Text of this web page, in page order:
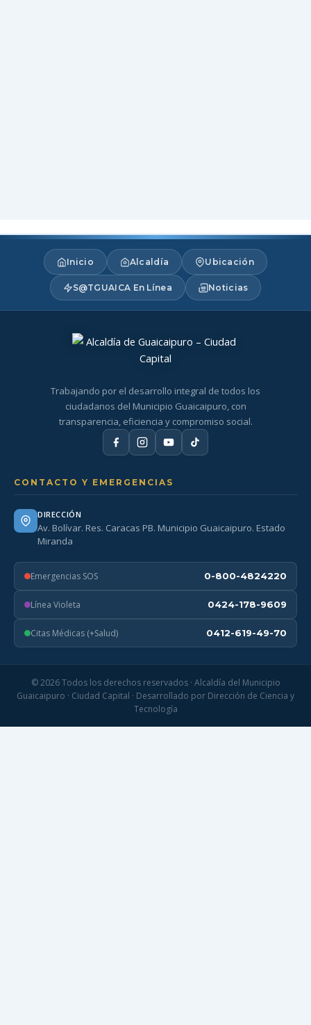
Inicio Alcaldía Ubicación
S@TGUAICA En Línea Noticias
Trabajando por el desarrollo integral de todos los
ciudadanos del Municipio Guaicaipuro, con
transparencia, eficiencia y compromiso social.
CONTACTO Y EMERGENCIAS
DIRECCIÓN
Av. Bolívar. Res. Caracas PB. Municipio Guaicaipuro. Estado
Miranda
Emergencias SOS 0-800-4824220
Línea Violeta 0424-178-9609
Citas Médicas (+Salud) 0412-619-49-70
© 2026 Todos los derechos reservados · Alcaldía del Municipio
Guaicaipuro · Ciudad Capital · Desarrollado por Dirección de Ciencia y
Tecnología